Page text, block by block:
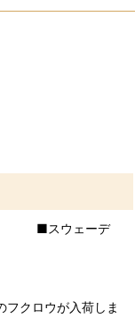
ウ ■スウェーデ
フクロウが入荷しま